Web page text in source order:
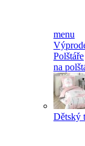
menu
Polštáře
na
Dětský